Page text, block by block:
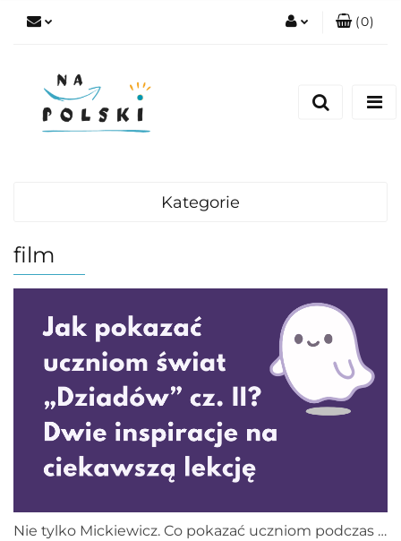
(0)
Kategorie
film
Nie tylko Mickiewicz. Co pokazać uczniom podczas omawiania „Dziadów” cz. II?